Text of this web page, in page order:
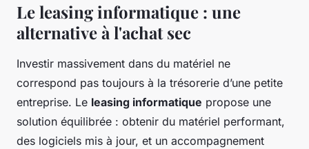
Le leasing informatique : une
alternative à l'achat sec
Investir massivement dans du matériel ne
correspond pas toujours à la trésorerie d’une petite
entreprise. Le leasing informatique propose une
solution équilibrée : obtenir du matériel performant,
des logiciels mis à jour, et un accompagnement